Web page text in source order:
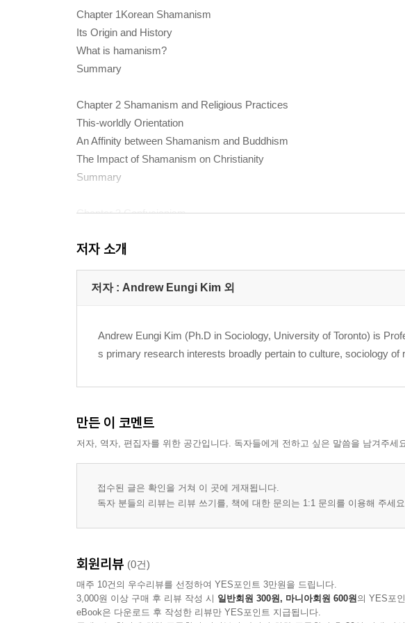
Chapter 1Korean Shamanism
Its Origin and History
What is hamanism?
Summary
Chapter 2 Shamanism and Religious Practices
This-worldly Orientation
An Affinity between Shamanism and Buddhism
The Impact of Shamanism on Christianity
Summary
Chapter 3 Confucianism
Social Philosophy of Confucianism
Summary
Chapter 4 Shamanistic Practices: Belief in Fate and Fortune-Telling
Vengeful Spirits and Fate
Auspicious Names
Gwansang (Physiognomy)
Poongsujiriseol (Geomancy)
Summary
The Singing Culture
Part III. Confucian Elements in Korean Culture
저자 소개
저자 : Andrew Eungi Kim 외
Andrew Eungi Kim (Ph.D in Sociology, University of Toronto) is
s primary research interests broadly pertain to culture, sociology of
만든 이 코멘트
저자, 역자, 편집자를 위한 공간입니다. 독자들에게 전하고 싶은 말씀을 남겨주세
접수된 글은 확인을 거쳐 이 곳에 게재됩니다.
독자 분들의 리뷰는 리뷰 쓰기를, 책에 대한 문의는 1:1 문의를 이용해 주세
회원리뷰 (0건)
매주 10건의 우수리뷰를 선정하여 YES포인트 3만원을 드립니다.
3,000원 이상 구매 후 리뷰 작성 시 일반회원 300원, 마니아회원 600원의 YES포
eBook은 다운로드 후 작성한 리뷰만 YES포인트 지급됩니다.